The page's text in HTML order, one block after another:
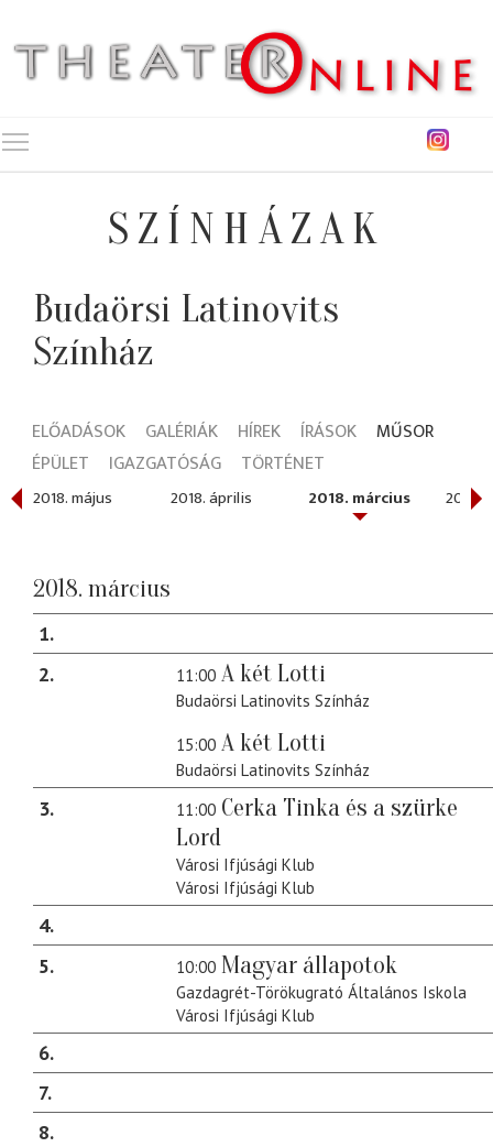
SZÍNHÁZAK
Budaörsi Latinovits
Színház
ELŐADÁSOK GALÉRIÁK HÍREK ÍRÁSOK
MŰSOR
ÉPÜLET
IGAZGATÓSÁG TÖRTÉNET
2018. május 2018. április 2018. március 2018.
2018. március
1
2
11:00 A két Lotti
Budaörsi Latinovits Színház
15:00 A két Lotti
Budaörsi Latinovits Színház
3 11:00 Cerka Tinka és a szürke
Lord
Városi Ifjúsági Klub
Városi Ifjúsági Klub
4
5
10:00 Magyar állapotok
Gazdagrét-Törökugrató Általános Iskola
Városi Ifjúsági Klub
6
7
8